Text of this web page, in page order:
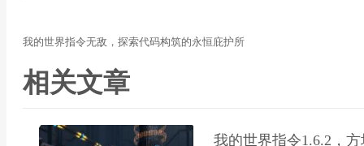
我的世界指令无敌，探索代码构筑的永恒庇护所
相关文章
我的世界指令1.6.2，